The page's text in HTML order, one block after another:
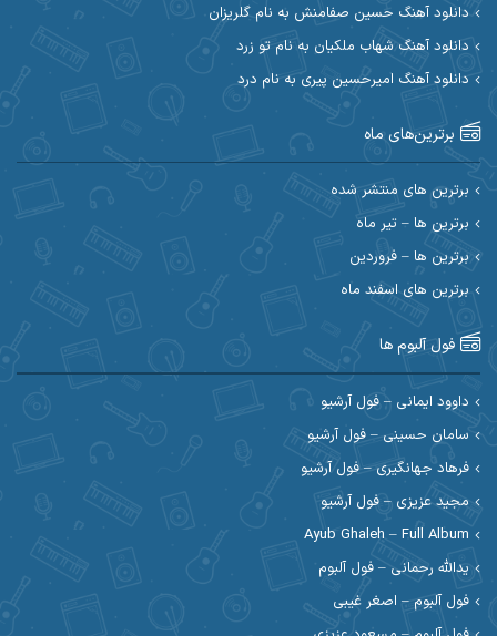
ابی حسینی
احسان آیینفر احسان اصغری
احسان امیدوار
احسان حیدری احسان دریادل
احسان رمضانی احسان علیانی
احسان کریمی احسان کمری
احسان مرادیان احمد اسلامی
احمد بیرانوند
احمد صحراییان
احمد نازدار احمد نوریان
احمدرضا امرایی
ارسلان منصوری ارسی بند
دانلود آهنگ حسین صفامنش به نام گلریزان
دانلود آهنگ شهاب ملکیان به نام تو زرد
دانلود آهنگ امیرحسین پیری به نام درد
برترین‌های ماه
برترین های منتشر شده
برترین ها – تیر ماه
برترین ها – فروردین
برترین های اسفند ماه
فول آلبوم ها
داوود ایمانی – فول آرشیو
سامان حسینی – فول آرشیو
فرهاد جهانگیری – فول آرشیو
مجید عزیزی – فول آرشیو
Ayub Ghaleh – Full Album
یدالله رحمانی – فول آلبوم
فول آلبوم – اصغر غیبی